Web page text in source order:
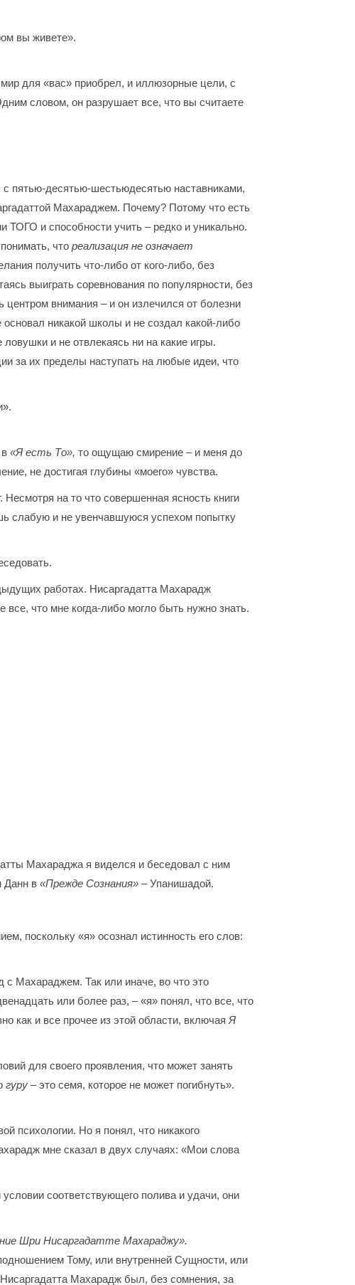
вы живете».
для «вас» приобрел, и иллюзорные цели, с
словом, он разрушает все, что вы считаете
пятью-десятью-шестьюдесятью наставниками,
Махараджем. Почему? Потому что есть
ТОГО и способности учить – редко и уникально.
что реализация не означает
получить что-либо от кого-либо, без
выиграть соревнования по популярности, без
внимания – и он излечился от болезни
никакой школы и не создал какой-либо
и не отвлекаясь ни на какие игры.
за их пределы наступать на любые идеи, что
«Я есть То», то ощущаю смирение – и меня до
не достигая глубины «моего» чувства.
на то что совершенная ясность книги
слабую и не увенчавшуюся успехом попытку
работах. Нисаргадатта Махарадж
что мне когда-либо могло быть нужно знать.
Махараджа я виделся и беседовал с ним
Данн в «Прежде Сознания» –Упанишадой.
поскольку «я» осознал истинность его слов:
с Махараджем. Так или иначе, во что это
или более раз, – «я» понял, что все, что
как и все прочее из этой области, включая Я
для своего проявления, что может занять
гуру – это семя, которое не может погибнуть».
психологии. Но я понял, что никакого
мне сказал в двух случаях: «Мои слова
соответствующего полива и удачи, они
Шри Нисаргадатте Махараджу».
Тому, или внутренней Сущности, или
Махарадж был, без сомнения, за